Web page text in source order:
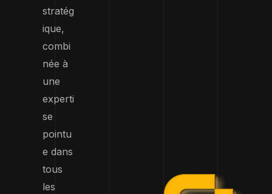
stratég
ique,
combi
née à
une
experti
se
pointu
e dans
tous
les